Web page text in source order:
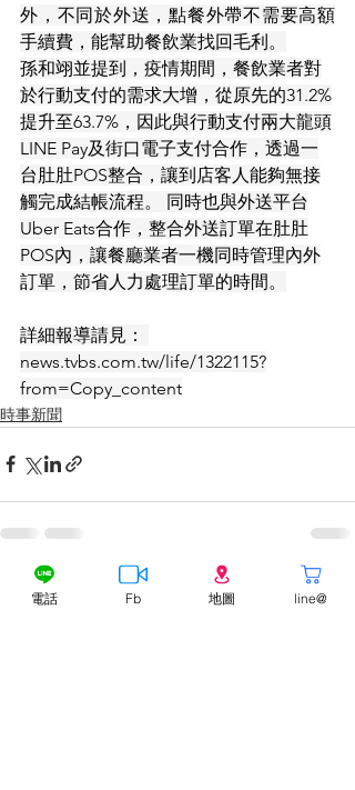
外，不同於外送，點餐外帶不需要高額
手續費，能幫助餐飲業找回毛利。
孫和翊並提到，疫情期間，餐飲業者對
於行動支付的需求大增，從原先的31.2%
提升至63.7%，因此與行動支付兩大龍頭
LINE Pay及街口電子支付合作，透過一
台肚肚POS整合，讓到店客人能夠無接
觸完成結帳流程。 同時也與外送平台
Uber Eats合作，整合外送訂單在肚肚
POS內，讓餐廳業者一機同時管理內外
訂單，節省人力處理訂單的時間。
詳細報導請見：
news.tvbs.com.tw/life/1322115?
from=Copy_content
時事新聞
最新文章 查看全部
電話 Fb 地圖 line@